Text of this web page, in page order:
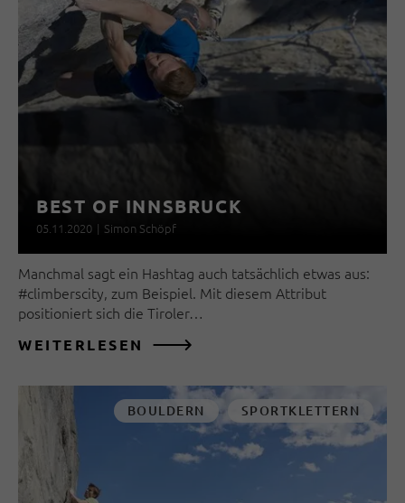
BEST OF INNSBRUCK
05.11.2020 | Simon Schöpf
Manchmal sagt ein Hashtag auch tatsächlich etwas aus:
#climberscity, zum Beispiel. Mit diesem Attribut
positioniert sich die Tiroler…
WEITERLESEN
BOULDERN SPORTKLETTERN